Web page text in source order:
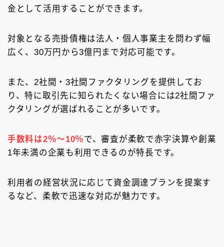
金として活用することができます。
対象となる売掛債権は法人・個人事業主を問わず幅
広く、30万円から3億円まで対応可能です。
また、2社間・3社間ファクタリングを提供してお
り、特に取引先に知られたくない場合には2社間ファ
クタリングが選ばれることが多いです。
手数料は2％～10％で、審査が柔軟で赤字決算や創業
1年未満の企業も利用できるのが特長です。
利用者の経営状況に応じて資金調達プランを提案す
るなど、柔軟で迅速な対応が魅力です。